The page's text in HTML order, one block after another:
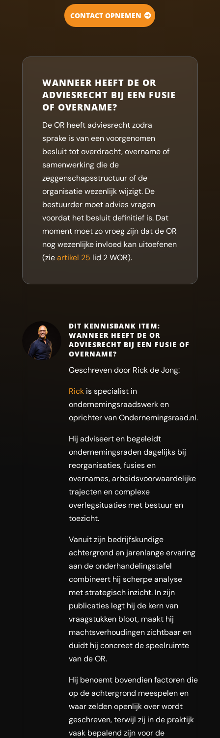
CONTACT OPNEMEN
WANNEER HEEFT DE OR
ADVIESRECHT BIJ EEN FUSIE
OF OVERNAME?
De OR heeft adviesrecht zodra
sprake is van een voorgenomen
besluit tot overdracht, overname of
samenwerking die de
zeggenschapsstructuur of de
organisatie wezenlijk wijzigt. De
bestuurder moet advies vragen
voordat het besluit definitief is. Dat
moment moet zo vroeg zijn dat de OR
nog wezenlijke invloed kan uitoefenen
(zieartikel 25 lid 2 WOR).
DIT KENNISBANK ITEM:
WANNEER HEEFT DE OR
ADVIESRECHT BIJ EEN FUSIE OF
OVERNAME?
Geschreven door Rick de Jong:
Rickis specialist in
ondernemingsraadswerk en
oprichter van Ondernemingsraad.nl.
Hij adviseert en begeleidt
ondernemingsraden dagelijks bij
reorganisaties, fusies en
overnames, arbeidsvoorwaardelijke
trajecten en complexe
overlegsituaties met bestuur en
toezicht.
Vanuit zijn bedrijfskundige
achtergrond en jarenlange ervaring
aan de onderhandelingstafel
combineert hij scherpe analyse
met strategisch inzicht. In zijn
publicaties legt hij de kern van
vraagstukken bloot, maakt hij
machtsverhoudingen zichtbaar en
duidt hij concreet de speelruimte
van de OR.
Hij benoemt bovendien factoren die
op de achtergrond meespelen en
waar zelden openlijk over wordt
geschreven, terwijl zij in de praktijk
vaak bepalend zijn voor de